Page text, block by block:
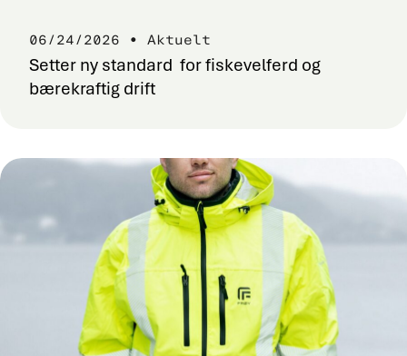
06/24/2026 • Aktuelt
Setter ny standard for fiskevelferd og
bærekraftig drift